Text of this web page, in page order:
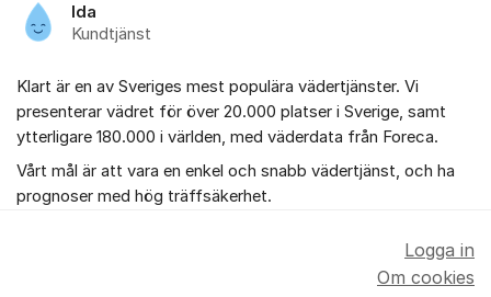
Ida
Kundtjänst
Klart är en av Sveriges mest populära vädertjänster. Vi
presenterar vädret för över 20.000 platser i Sverige, samt
ytterligare 180.000 i världen, med väderdata från Foreca.
Vårt mål är att vara en enkel och snabb vädertjänst, och ha
prognoser med hög träffsäkerhet.
Logga in
Om cookies